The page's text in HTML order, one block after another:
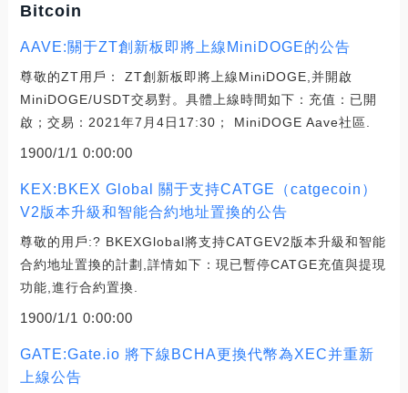
Bitcoin
AAVE:關于ZT創新板即將上線MiniDOGE的公告
尊敬的ZT用戶： ZT創新板即將上線MiniDOGE,并開啟
MiniDOGE/USDT交易對。具體上線時間如下：充值：已開
啟；交易：2021年7月4日17:30； MiniDOGE Aave社區.
1900/1/1 0:00:00
KEX:BKEX Global 關于支持CATGE（catgecoin）
V2版本升級和智能合約地址置換的公告
尊敬的用戶:? BKEXGlobal將支持CATGEV2版本升級和智能
合約地址置換的計劃,詳情如下：現已暫停CATGE充值與提現
功能,進行合約置換.
1900/1/1 0:00:00
GATE:Gate.io 將下線BCHA更換代幣為XEC并重新
上線公告